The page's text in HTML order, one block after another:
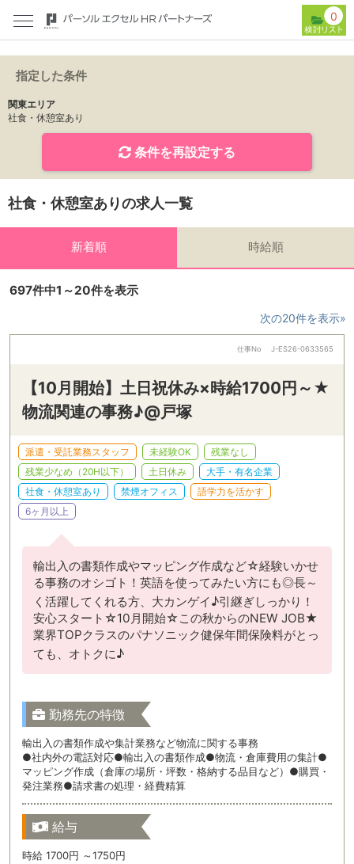
0
指定した条件
関東エリア
社食・休憩室あり
条件を再設定する
社食・休憩室ありの求人一覧
新着順 時給順
697件中1～20件を表示
次の20件を表示»
仕事No J-ES26-0633565
【10月開始】土日祝休み×時給1700円～★
物流関連の事務♪@戸塚
派遣・受託業務スタッフ 未経験OK
残業なし
残業少なめ（20H以下）
土日休み
大手・有名企業
社食・休憩室あり
禁煙オフィス
語学力を活かす
6ヶ月以上
輸出入の書類作成やマッピング作成など☆経験いかせ
る事務のオシゴト！英語を使ってみたい方にも◎長～
く活躍してくれる方、大カンゲイ♪引継ぎしっかり！
安心スタート☆10月開始☆この秋からのNEW JOB★
業界TOPクラスのパナソニック健保年間保険料がとっ
ても、オトクに♪
勤務先の特徴
輸出入の書類作成や集計業務など物流に関する事務
●社内外の電話対応●輸出入の書類作成●物流・倉庫費用の集計●
マッピング作成（倉庫の場所・坪数・格納する品目など）●購買・
発注業務●請求書の処理・経費精算
給与
時給 1700円 ～1750円